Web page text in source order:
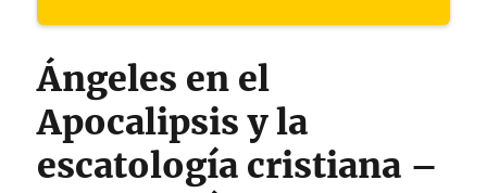
Ángeles en el
Apocalipsis y la
escatología cristiana –